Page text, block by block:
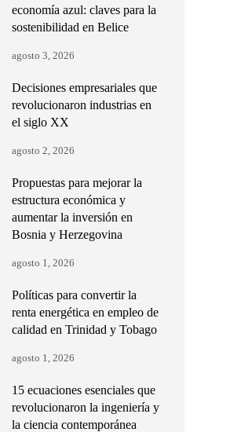
economía azul: claves para la
sostenibilidad en Belice
agosto 3, 2026
Decisiones empresariales que
revolucionaron industrias en
el siglo XX
agosto 2, 2026
Propuestas para mejorar la
estructura económica y
aumentar la inversión en
Bosnia y Herzegovina
agosto 1, 2026
Políticas para convertir la
renta energética en empleo de
calidad en Trinidad y Tobago
agosto 1, 2026
15 ecuaciones esenciales que
revolucionaron la ingeniería y
la ciencia contemporánea